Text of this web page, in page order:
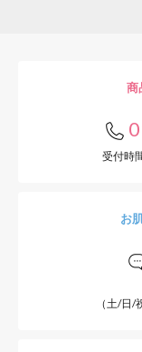
商
受付時
お
（土/日/